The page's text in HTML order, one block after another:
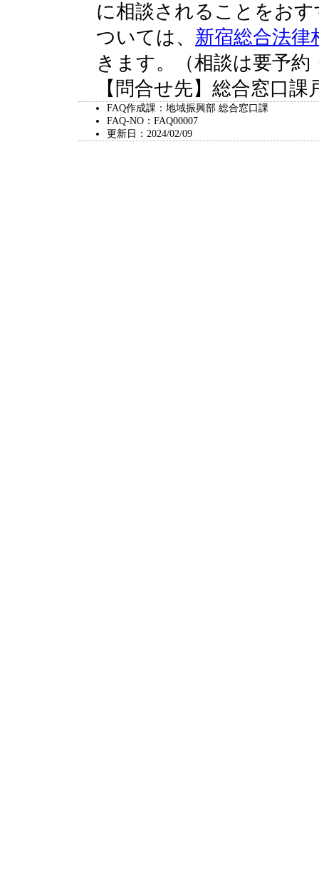
に相談されることをお
ついては、 新宿総合法律
きます。（相談は要予約
【問合せ先】総合窓口課
FAQ作成課：地域振興部 総合窓口課
FAQ-NO：FAQ00007
更新日：2024/02/09